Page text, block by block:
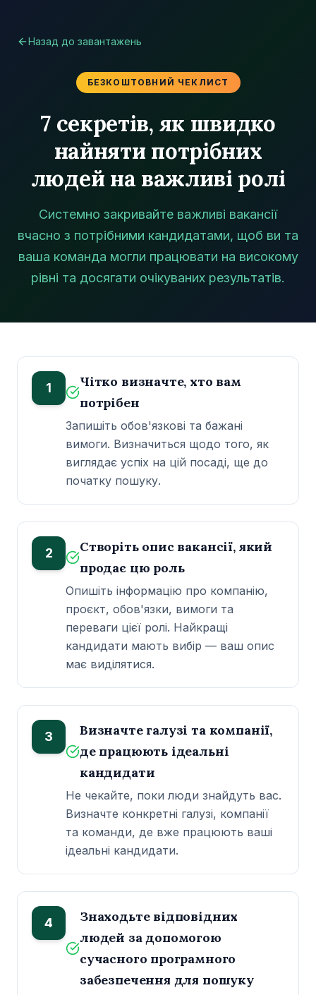
Назад до завантажень
БЕЗКОШТОВНИЙ ЧЕКЛИСТ
7 секретів, як швидко
найняти потрібних
людей на важливі ролі
Системно закривайте важливі вакансії
вчасно з потрібними кандидатами, щоб ви та
ваша команда могли працювати на високому
рівні та досягати очікуваних результатів.
1
Чітко визначте, хто вам
потрібен
Запишіть обов'язкові та бажані
вимоги. Визначиться щодо того, як
виглядає успіх на цій посаді, ще до
початку пошуку.
2
Створіть опис вакансії, який
продає цю роль
Опишіть інформацію про компанію,
проєкт, обов'язки, вимоги та
переваги цієї ролі. Найкращі
кандидати мають вибір — ваш опис
має виділятися.
3
Визначте галузі та компанії,
де працюють ідеальні
кандидати
Не чекайте, поки люди знайдуть вас.
Визначте конкретні галузі, компанії
та команди, де вже працюють ваші
ідеальні кандидати.
4
Знаходьте відповідних
людей за допомогою
сучасного програмного
забезпечення для пошуку